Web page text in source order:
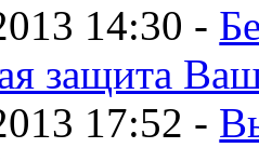
14:30 -
защита
17:52 -